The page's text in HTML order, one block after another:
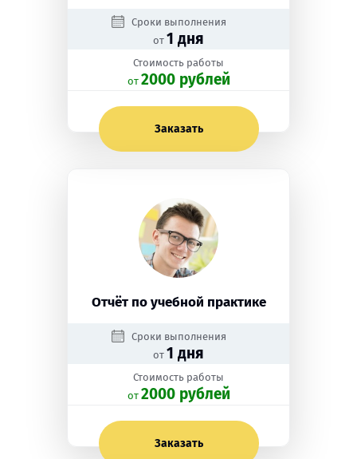
Сроки выполнения
от 1 дня
Стоимость работы
oт 2000 рублей
Заказать
Отчёт по учебной практике
Сроки выполнения
от 1 дня
Стоимость работы
oт 2000 рублей
Заказать